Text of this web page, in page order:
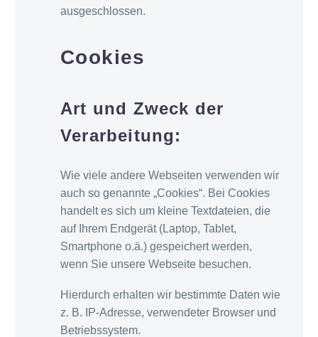
ausgeschlossen.
Cookies
Art und Zweck der
Verarbeitung:
Wie viele andere Webseiten verwenden wir
auch so genannte „Cookies“. Bei Cookies
handelt es sich um kleine Textdateien, die
auf Ihrem Endgerät (Laptop, Tablet,
Smartphone o.ä.) gespeichert werden,
wenn Sie unsere Webseite besuchen.
Hierdurch erhalten wir bestimmte Daten wie
z. B. IP-Adresse, verwendeter Browser und
Betriebssystem.